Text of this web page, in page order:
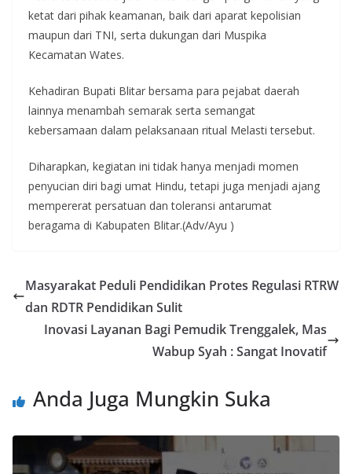
ketat dari pihak keamanan, baik dari aparat kepolisian
maupun dari TNI, serta dukungan dari Muspika
Kecamatan Wates.
Kehadiran Bupati Blitar bersama para pejabat daerah
lainnya menambah semarak serta semangat
kebersamaan dalam pelaksanaan ritual Melasti tersebut.
Diharapkan, kegiatan ini tidak hanya menjadi momen
penyucian diri bagi umat Hindu, tetapi juga menjadi ajang
mempererat persatuan dan toleransi antarumat
beragama di Kabupaten Blitar.(Adv/Ayu )
Masyarakat Peduli Pendidikan Protes Regulasi RTRW
dan RDTR Pendidikan Sulit
Inovasi Layanan Bagi Pemudik Trenggalek, Mas
Wabup Syah : Sangat Inovatif
Anda Juga Mungkin Suka